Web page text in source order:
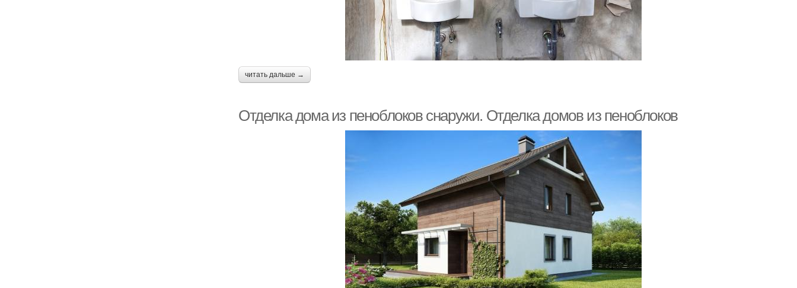
читать дальше →
Отделка дома из пеноблоков снаружи. Отделка домов из пеноблоков